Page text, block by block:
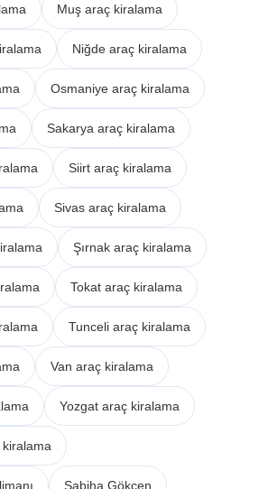
Muş araç kiralama
Niğde araç kiralama
Osmaniye araç kiralama
Sakarya araç kiralama
Siirt araç kiralama
Sivas araç kiralama
Şırnak araç kiralama
Tokat araç kiralama
Tunceli araç kiralama
Van araç kiralama
Yozgat araç kiralama
Sabiha Gökçen